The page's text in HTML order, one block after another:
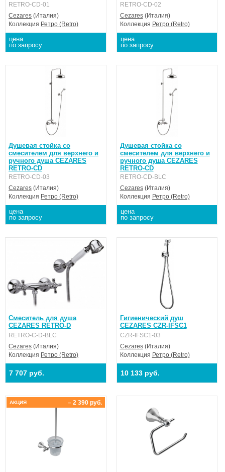
RETRO-CD-01
Cezares (Италия)
Коллекция Ретро (Retro)
цена
по запросу
RETRO-CD-02
Cezares(Италия)
Коллекция Ретро (Retro)
цена
по запросу
Душевая стойка со
смесителем для верхнего и
ручного душа CEZARES
RETRO-CD
RETRO-CD-03
Cezares (Италия)
Коллекция Ретро (Retro)
цена
по запросу
Душевая стойка со
смесителем для верхнего и
ручного душа CEZARES
RETRO-CD
RETRO-CD-BLC
Cezares(Италия)
Коллекция Ретро (Retro)
цена
по запросу
Смеситель для душа
CEZARES RETRO-D
RETRO-C-D-BLC
Cezares (Италия)
Коллекция Ретро (Retro)
7 707 руб.
Гигиенический душ
CEZARES CZR-IFSC1
CZR-IFSC1-03
Cezares(Италия)
Коллекция Ретро (Retro)
10 133 руб.
– 2 390 руб.
АКЦИЯ